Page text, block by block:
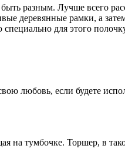
разным. Лучше всего
деревянные рамки, а
для этого
любовь, если будете
на тумбочке. Торшер, в